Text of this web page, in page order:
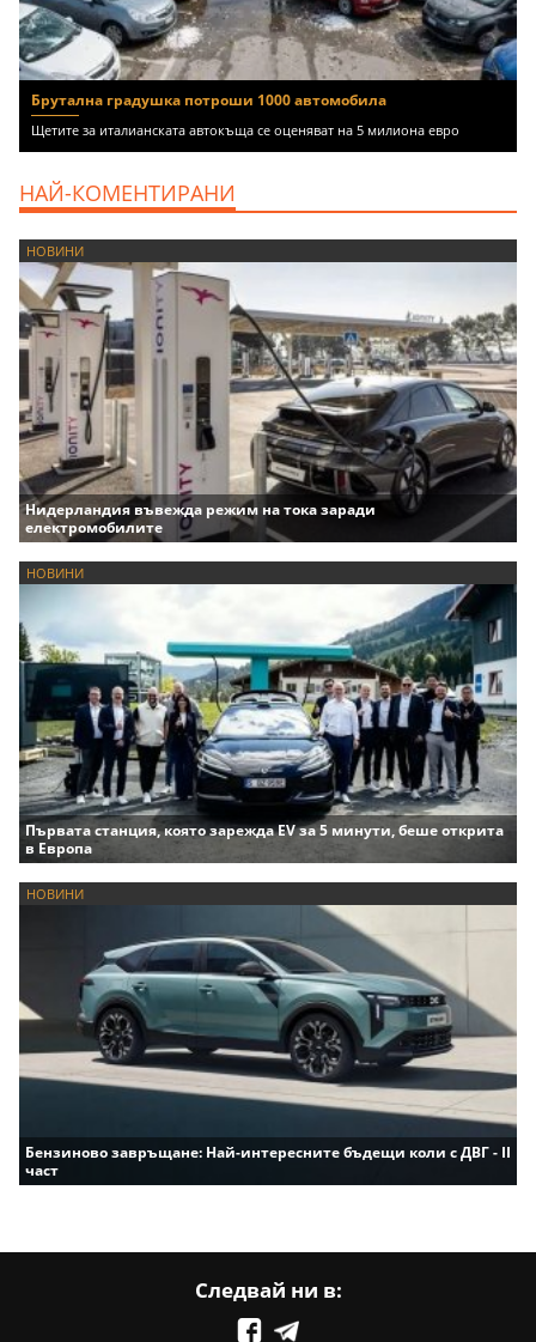
Брутална градушка потроши 1000 автомобила
Щетите за италианската автокъща се оценяват на 5 милиона евро
НАЙ-КОМЕНТИРАНИ
НОВИНИ
Нидерландия въвежда режим на тока заради
електромобилите
НОВИНИ
Първата станция, която зарежда EV за 5 минути, беше открита
в Европа
НОВИНИ
Бензиново завръщане: Най-интересните бъдещи коли с ДВГ - II
част
Следвай ни в: